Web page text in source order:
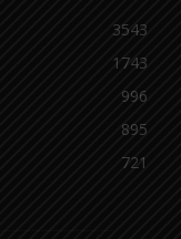
3543
1743
996
895
721